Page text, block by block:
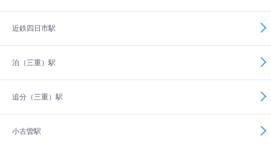
近鉄四日市駅
泊（三重）駅
追分（三重）駅
小古曽駅